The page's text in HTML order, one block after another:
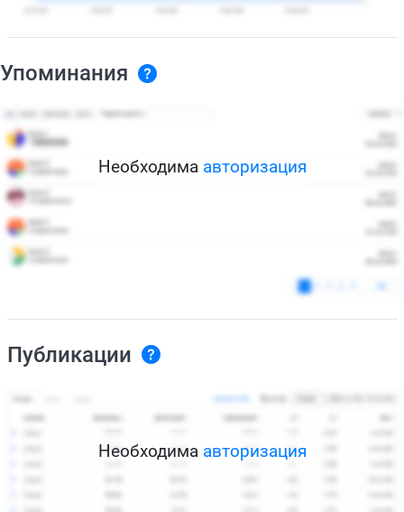
Упоминания
Необходима авторизация
Публикации
Необходима авторизация